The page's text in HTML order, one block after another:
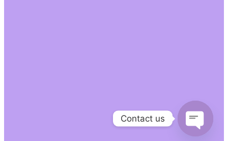
Contact us